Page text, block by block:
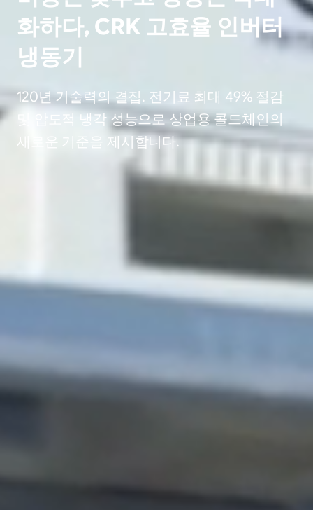
화하다, CRK 고효율 인버터
냉동기
120년 기술력의 결집. 전기료 최대 49% 절감
및 압도적 냉각 성능으로 상업용 콜드체인의
새로운 기준을 제시합니다.